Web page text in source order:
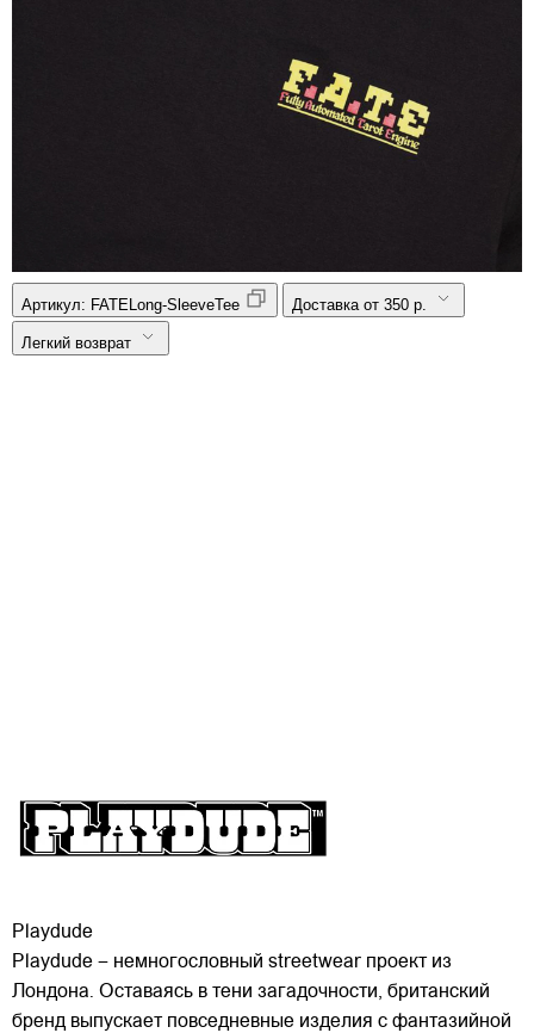
Артикул: FATELong-SleeveTee Доставка от 350 р.
Легкий возврат
Playdude
Playdude – немногословный streetwear проект из
Лондона. Оставаясь в тени загадочности, британский
бренд выпускает повседневные изделия с фантазийной